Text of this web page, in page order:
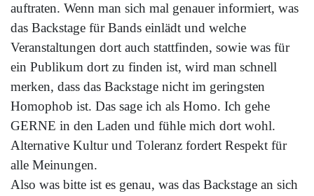
auftraten. Wenn man sich mal genauer informiert, was
das Backstage für Bands einlädt und welche
Veranstaltungen dort auch stattfinden, sowie was für
ein Publikum dort zu finden ist, wird man schnell
merken, dass das Backstage nicht im geringsten
Homophob ist. Das sage ich als Homo. Ich gehe
GERNE in den Laden und fühle mich dort wohl.
Alternative Kultur und Toleranz fordert Respekt für
alle Meinungen.
Also was bitte ist es genau, was das Backstage an sich